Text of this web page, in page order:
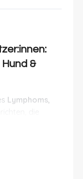
&
Lymphoms,
diese